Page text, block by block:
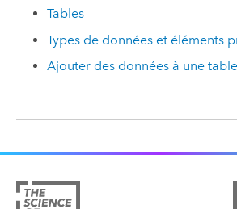
Tables
Types de données et éléments
Ajouter des données à une